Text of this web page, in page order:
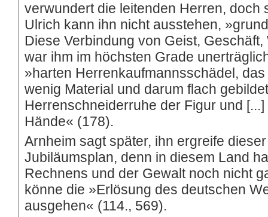
verwundert die leitenden Herren, doch
Ulrich kann ihn nicht ausstehen,
Diese Verbindung von Geist,
war ihm im höchsten Grade
»harten Herrenkaufmannsschädel,
wenig Material und darum flach
Herrenschneiderruhe der Figur und
Hände« (178).
Arnheim sagt später, ihn ergreife
Jubiläumsplan, denn in diesem Land
Rechnens und der Gewalt noch nicht
könne die »Erlösung des deutschen
ausgehen« (114., 569).